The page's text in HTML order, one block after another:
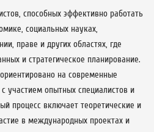
способных эффективно работать
социальных науках,
праве и других областях, где
и стратегическое планирование.
на современные
участием опытных специалистов и
процесс включает теоретические и
в международных проектах и